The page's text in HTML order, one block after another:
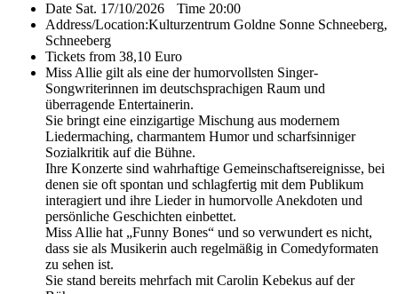
Date Sat. 17/10/2026 Time 20:00
Address/Location:Kulturzentrum Goldne Sonne Schneeberg,
Schneeberg
Tickets from 38,10 Euro
Miss Allie gilt als eine der humorvollsten Singer-
Songwriterinnen im deutschsprachigen Raum und
überragende Entertainerin.
Sie bringt eine einzigartige Mischung aus modernem
Liedermaching, charmantem Humor und scharfsinniger
Sozialkritik auf die Bühne.
Ihre Konzerte sind wahrhaftige Gemeinschaftsereignisse, bei
denen sie oft spontan und schlagfertig mit dem Publikum
interagiert und ihre Lieder in humorvolle Anekdoten und
persönliche Geschichten einbettet.
Miss Allie hat „Funny Bones“ und so verwundert es nicht,
dass sie als Musikerin auch regelmäßig in Comedyformaten
zu sehen ist.
Sie stand bereits mehrfach mit Carolin Kebekus auf der